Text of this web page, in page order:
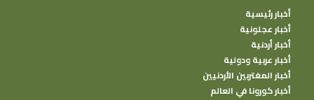
أخبار رئيسية
أخبار عجلونية
أخبار أردنية
أخبار عربية ودولية
أخبار المغتربين الأردنيين
أخبار كورونا في العالم